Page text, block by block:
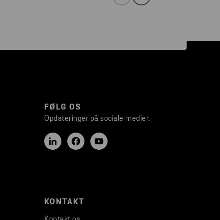
FØLG OS
Opdateringer på sociale medier.
KONTAKT